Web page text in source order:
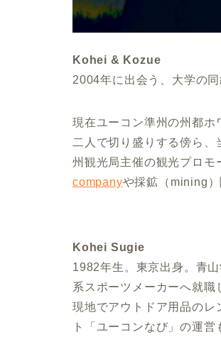
Kohei & Kozue
2004年に出会う、大学の
現在ユーコン準州の州都ホ
二人で切り盛りする傍ら
州観光局主催の観光プロ
companyや採鉱（mining）
Kohei Sugie
1982年生。東京出身。青
系スポーツメーカーへ就職
現地でアウトドア用品のレ
ト「ユーコンなび」の運